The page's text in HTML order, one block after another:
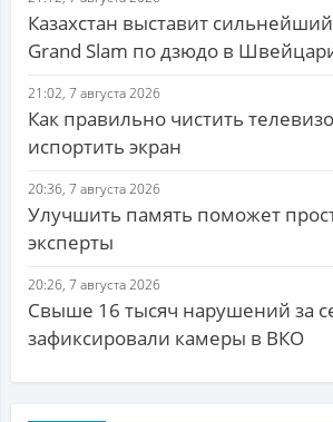
Казахстан выставит сильнейший
Grand Slam по дзюдо в
21:02, 7 августа 2026
Как правильно чистить
испортить экран
20:36, 7 августа 2026
Улучшить память поможет
эксперты
20:26, 7 августа 2026
Свыше 16 тысяч нарушений за
зафиксировали камеры в ВКО